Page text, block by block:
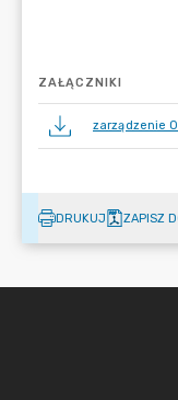
ZAŁĄCZNIKI
zarządzenie
DRUKUJ ZAPISZ